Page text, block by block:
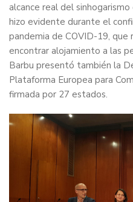
alcance real del
hizo evidente durante el
pandemia de COVID-19, que
encontrar alojamiento a las
Barbu presentó también la
Plataforma Europea para
firmada por 27 estados.